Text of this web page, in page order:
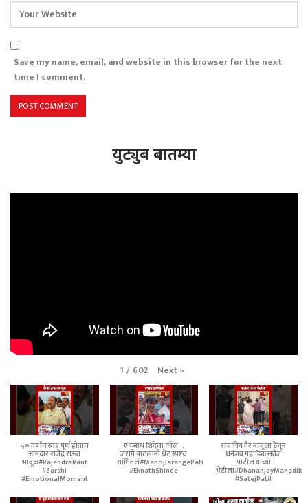
Save my name, email, and website in this browser for the next
time I comment.
युट्युब बातम्या
1 / 602 Next»
५० वर्षांचं स्वप्न पूर्ण होताच
आमदार राजेंद्र राऊत
भावूक#RajendraRaut
#Barshi
#EmotionalMoment
एकनाथ शिंदेंचा कॉल...
जरांगे पाटलांनी थेट स्पष्टच
सांगितलं#ManojJarangePatil
#EknathShinde
राजकीय वैर बाजूला ठेवून
धनंजय महाडिक सतेज
पाटील यांच्या
भेटीला#DhananjayMahadik
#SatejPatil